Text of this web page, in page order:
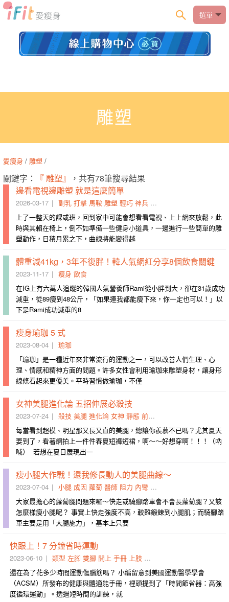
選單
雕塑
愛瘦身 / 雕塑 /
關鍵字： 『 雕塑』
，共有78筆搜尋結果
邊看電視邊雕塑 就是這麼簡單
2026-03-17 副乳 打擊 馬鞍 雕塑 輕巧 神兵 道具
上了一整天的課或班，回到家中可能會想看看電視、上上網來放鬆，此
時與其賴在椅上，倒不如準備一些健身小道具，一邊進行一些簡單的雕
塑動作，日積月累之下，曲線將能變得越
體重減41kg，3年不復胖！韓人氣網紅分享8個飲食關鍵
2023-11-17 瘦身 飲食
在IG上有六萬人追蹤的韓國人氣營養師Rami從小胖到大，卻在31歲成功
減重，從89瘦到48公斤，「如果連我都能瘦下來，你一定也可以！」以
下是Rami成功減重的8
瘦身瑜珈 5 式
2023-08-04
瑜珈
「瑜珈」是一種近年來非常流行的運動之一，可以改善人們生理、心
理、情感和精神方面的問題。許多女性會利用瑜珈來雕塑身材，讓身形
線條看起來更優美。平時習慣做瑜珈，不僅
女神美腿進化論 五招伸展必殺技
2023-07-24 殺技 美腿 進化論 女神 靜態 前腳
每當看到超模、明星那又長又直的美腿，總讓你羨慕不已嗎？尤其夏天
要到了，看著網拍上一件件春夏短褲短裙，啊～～好想穿啊！！！（吶
喊） 若想在夏日展現出一
瘦小腿大作戰！還我修長動人的美腿曲線～
2023-07-04 小腿 成因 蘿蔔 醫師 阻力 內彎 專訪
大家最擔心的蘿蔔腿問題來囉～快走或騎腳踏車會不會長蘿蔔腿？又該
怎麼樣瘦小腿呢？ 事實上快走強度不高，較難鍛鍊到小腿肌；而騎腳踏
車主要是用「大腿施力」，基本上只要
快跟上！7 分鐘省時運動
2023-06-10 類型 左腳 雙腳 開上 手冊 上肢 站直
還在為了花多少時間運動傷腦筋嗎？ 小編留意到美國運動醫學學會
（ACSM）所發布的健康與體適能手冊，裡頭提到了「時間節省器：高強
度循環運動」。透過短時間的訓練，就